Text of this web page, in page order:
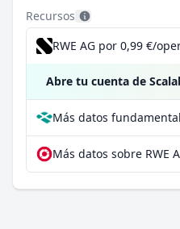
Recursos
Abre tu cuenta de
Más datos sobre RWE